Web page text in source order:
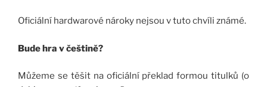
Oficiální hardwarové nároky nejsou v tuto chvíli známé.
Bude hra v češtině?
Můžeme se těšit na oficiální překlad formou titulků (o